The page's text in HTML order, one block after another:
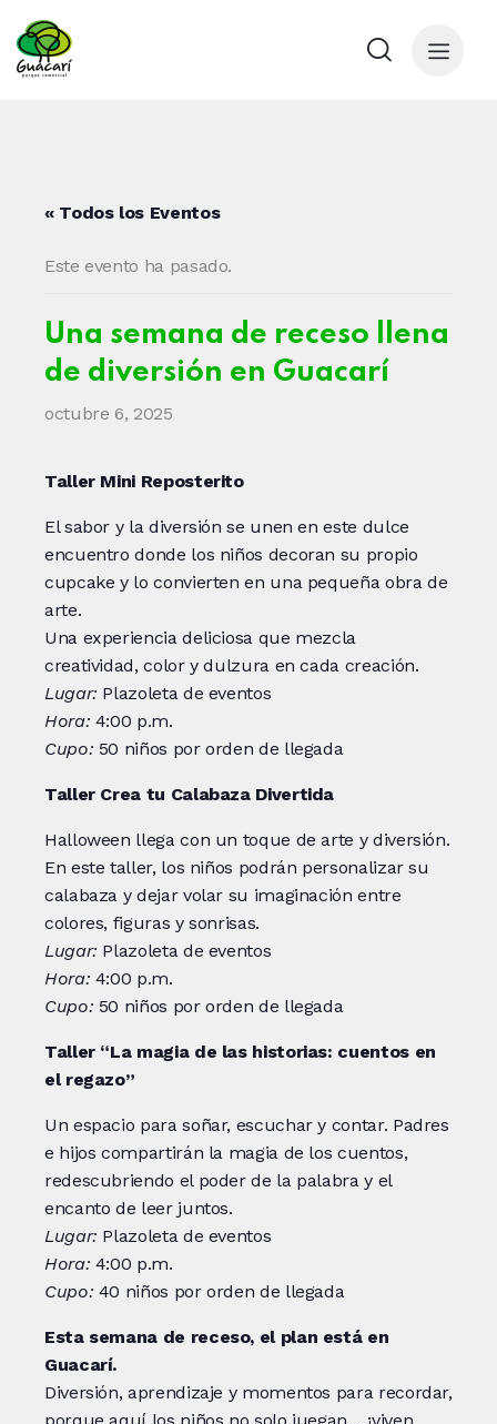
« Todos los Eventos
Este evento ha pasado.
Una semana de receso llena
de diversión en Guacarí
octubre 6, 2025
Taller Mini Reposterito
El sabor y la diversión se unen en este dulce
encuentro donde los niños decoran su propio
cupcake y lo convierten en una pequeña obra de
arte.
Una experiencia deliciosa que mezcla
creatividad, color y dulzura en cada creación.
Lugar: Plazoleta de eventos
Hora: 4:00 p.m.
Cupo: 50 niños por orden de llegada
Taller Crea tu Calabaza Divertida
Halloween llega con un toque de arte y diversión.
En este taller, los niños podrán personalizar su
calabaza y dejar volar su imaginación entre
colores, figuras y sonrisas.
Lugar: Plazoleta de eventos
Hora: 4:00 p.m.
Cupo: 50 niños por orden de llegada
Taller “La magia de las historias: cuentos en
el regazo”
Un espacio para soñar, escuchar y contar. Padres
e hijos compartirán la magia de los cuentos,
redescubriendo el poder de la palabra y el
encanto de leer juntos.
Lugar: Plazoleta de eventos
Hora: 4:00 p.m.
Cupo: 40 niños por orden de llegada
Esta semana de receso, el plan está en
Guacarí.
Diversión, aprendizaje y momentos para recordar,